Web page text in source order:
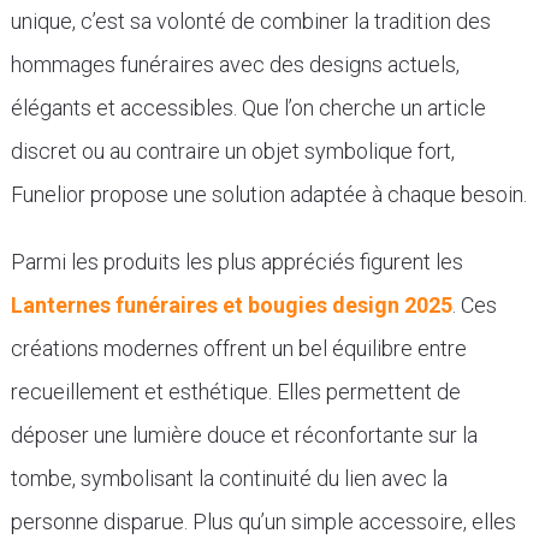
unique, c’est sa volonté de combiner la tradition des
hommages funéraires avec des designs actuels,
élégants et accessibles. Que l’on cherche un article
discret ou au contraire un objet symbolique fort,
Funelior propose une solution adaptée à chaque besoin.
Parmi les produits les plus appréciés figurent les
Lanternes funéraires et bougies design 2025. Ces
créations modernes offrent un bel équilibre entre
recueillement et esthétique. Elles permettent de
déposer une lumière douce et réconfortante sur la
tombe, symbolisant la continuité du lien avec la
personne disparue. Plus qu’un simple accessoire, elles